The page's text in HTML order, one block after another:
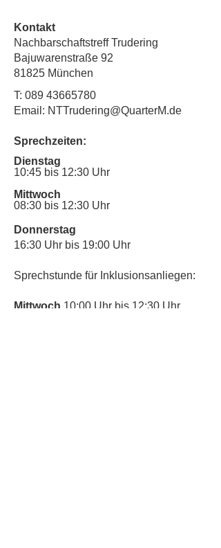
Kontakt
Nachbarschaftstreff Trudering
Bajuwarenstraße 92
81825 München
T: 089 43665780
Email: NTTrudering@QuarterM.de
Sprechzeiten:
Dienstag
10:45 bis 12:30 Uhr
Mittwoch
08:30 bis 12:30 Uhr
Donnerstag
16:30 Uhr bis 19:00 Uhr
Sprechstunde für Inklusionsanliegen:
Mittwoch 10:00 Uhr bis 12:30 Uhr